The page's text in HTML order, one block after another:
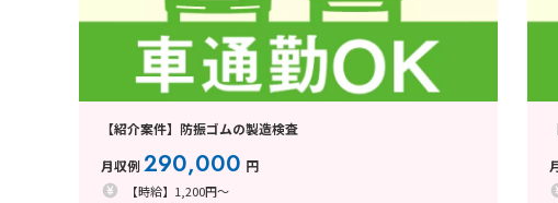
【紹介案件】防振ゴムの製造検査
月収例290,000 円
【時給】1,200円～